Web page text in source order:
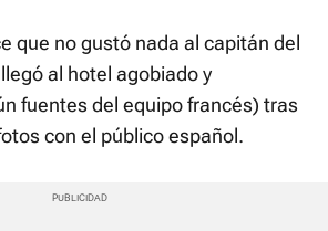
que no gustó nada al capitán del
al hotel agobiado y
fuentes del equipo francés) tras
con el público español.